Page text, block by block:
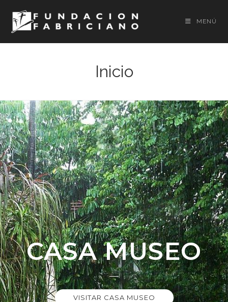
MENÚ
Inicio
CASA MUSEO
VISITAR CASA MUSEO